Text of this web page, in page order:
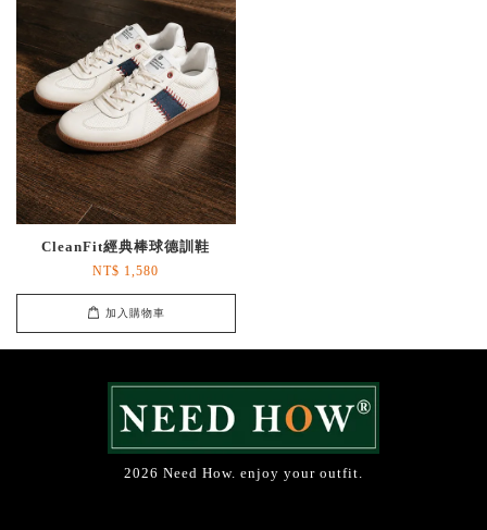
CleanFit經典棒球德訓鞋
NT$ 1,580
加入購物車
2026 Need How. enjoy your outfit.